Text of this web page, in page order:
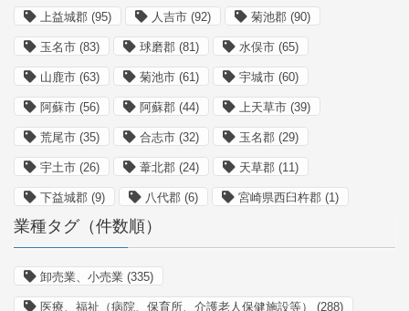
上益城郡 (95) 人吉市 (92) 菊池郡 (90)
玉名市 (83) 球磨郡 (81) 水俣市 (65)
山鹿市 (63) 菊池市 (61) 宇城市 (60)
阿蘇市 (56) 阿蘇郡 (44) 上天草市 (39)
荒尾市 (35) 合志市 (32) 玉名郡 (29)
宇土市 (26) 葦北郡 (24) 天草郡 (11)
下益城郡 (9) 八代郡 (6) 宮崎県西臼杵郡 (1)
業種タグ（件数順）
卸売業、小売業 (335)
医療、福祉（病院、保育所、介護老人保健施設等） (288)